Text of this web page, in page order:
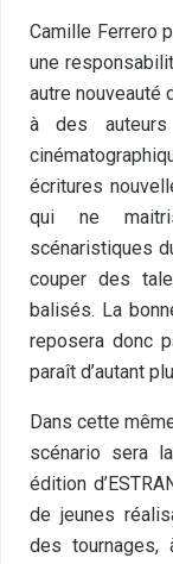
Camille Ferrero
une
autre nouveauté
à des
écritures
qui ne
scénaristiques
couper des
balisés. La
reposera donc
paraît d’autant
Dans cette
scénario sera
édition
de jeunes
des